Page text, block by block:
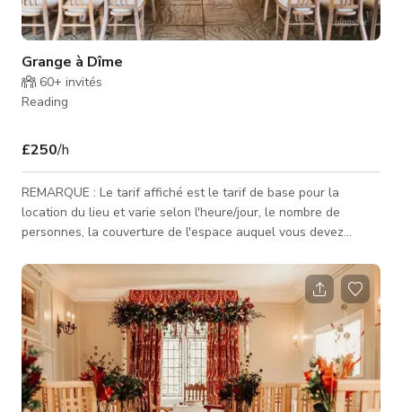
Grange à Dîme
60+ invités
Reading
£250/h
REMARQUE : Le tarif affiché est le tarif de base pour la
location du lieu et varie selon l'heure/jour, le nombre de
personnes, la couverture de l'espace auquel vous devez
réservé. Contactez-nous pour des tarifs personnalisés.
Formant la partie clé de votre journée, notre grange à dîme du
16ème siècle est un décor polyvalent pour votre mariage.
Adaptée pour une cérémonie intime de 15 invités, jusqu'à 150,
la plupart des